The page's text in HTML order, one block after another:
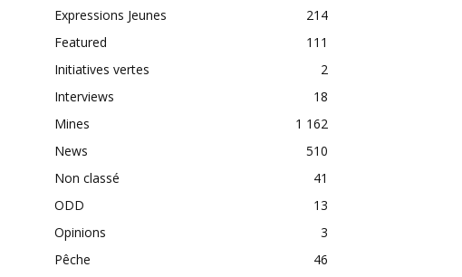
Expressions Jeunes
214
Featured
111
Initiatives vertes
2
Interviews
18
Mines
1 162
News
510
Non classé
41
ODD
13
Opinions
3
Pêche
46